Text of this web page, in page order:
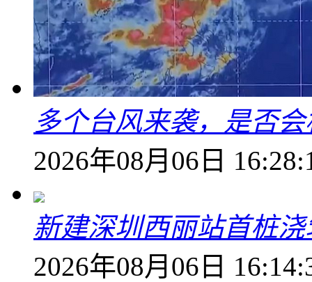
多个台风来袭，是否
2026年08月06日
新建深圳西丽站首桩
2026年08月06日